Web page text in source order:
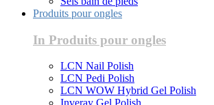
Produits pour ongles
In Produits pour ongles
LCN Nail Polish
LCN Pedi Polish
LCN WOW Hybrid Gel Polish